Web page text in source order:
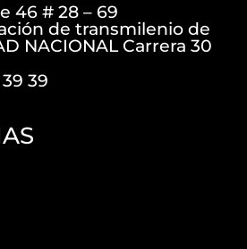
46 # 28 – 69
de transmilenio de
NACIONAL Carrera 30
39